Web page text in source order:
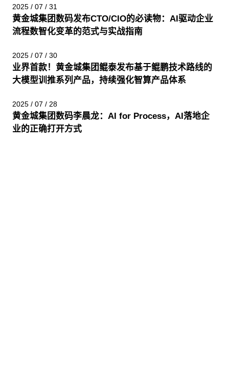
2025 / 07 / 31
黄金城集团数码发布CTO/CIO的必读物：AI驱动企业
流程数智化变革的范式与实战指南
2025 / 07 / 30
业界首款！黄金城集团鲲泰发布基于鲲鹏技术路线的
大模型训推系列产品，持续强化智算产品体系
2025 / 07 / 28
黄金城集团数码李晨龙：AI for Process，AI落地企
业的正确打开方式